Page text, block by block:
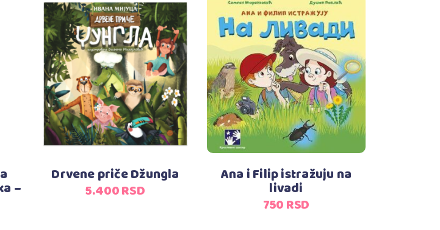
–
Dodaj u korpu
Drvene priče Džungla
5.400RSD
Dodaj u korpu
Ana i Filip istražuju na
livadi
750RSD